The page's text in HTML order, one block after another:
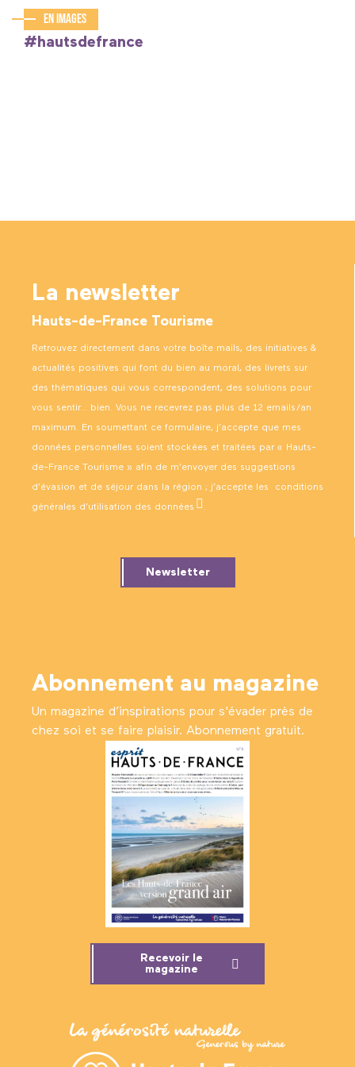
En images
#hautsdefrance
La newsletter
Hauts-de-France Tourisme
Retrouvez directement dans votre boîte mails, des initiatives &
actualités positives qui font du bien au moral, des livrets sur
des thématiques qui vous correspondent, des solutions pour
vous sentir… bien. Vous ne recevrez pas plus de 12 emails/an
maximum. En soumettant ce formulaire, j’accepte que mes
données personnelles soient stockées et traitées par « Hauts-
de-France Tourisme » afin de m’envoyer des suggestions
d’évasion et de séjour dans la région ; j’accepte les conditions
générales d’utilisation des données .
Newsletter
Abonnement au magazine
Un magazine d’inspirations pour s'évader près de
chez soi et se faire plaisir. Abonnement gratuit.
Recevoir le
magazine